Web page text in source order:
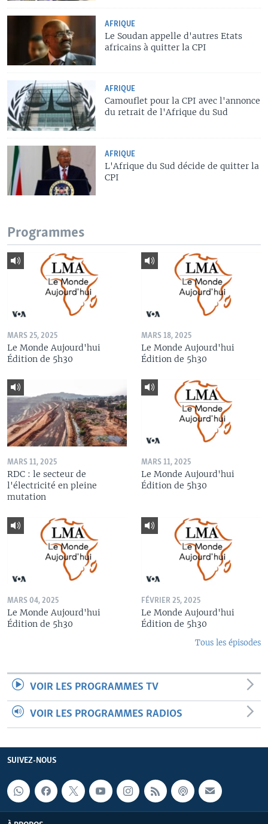
AFRIQUE
Le Soudan appelle d'autres Etats
africains à quitter la CPI
AFRIQUE
Camouflet pour la CPI avec l'annonce
du retrait de l'Afrique du Sud
AFRIQUE
L'Afrique du Sud décide de quitter la
CPI
Programmes
MARS 25, 2025
Le Monde Aujourd'hui
Édition de 5h30
MARS 18, 2025
Le Monde Aujourd'hui
Édition de 5h30
MARS 11, 2025
RDC : le secteur de
l'électricité en pleine
mutation
MARS 11, 2025
Le Monde Aujourd'hui
Édition de 5h30
MARS 04, 2025
Le Monde Aujourd'hui
Édition de 5h30
FÉVRIER 25, 2025
Le Monde Aujourd'hui
Édition de 5h30
Tous les épisodes
VOIR LES PROGRAMMES TV
VOIR LES PROGRAMMES RADIOS
SUIVEZ-NOUS